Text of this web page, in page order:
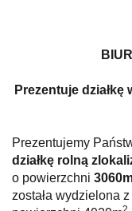
Prezentuje
Prezentujemy
działkę rolną
o powierzchni
została wydzielona